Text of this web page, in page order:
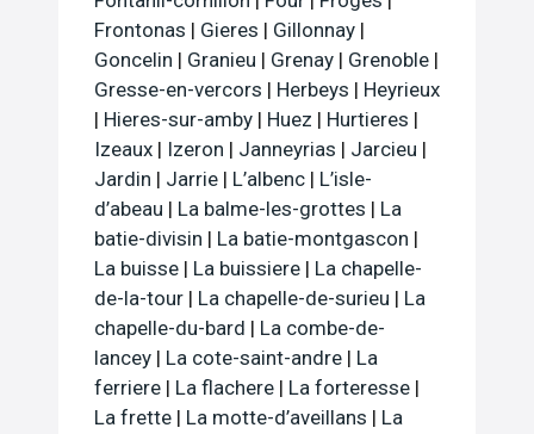
Frontonas | Gieres | Gillonnay |
Goncelin | Granieu | Grenay | Grenoble |
Gresse-en-vercors | Herbeys | Heyrieux
| Hieres-sur-amby | Huez | Hurtieres |
Izeaux | Izeron | Janneyrias | Jarcieu |
Jardin | Jarrie | L’albenc | L’isle-
d’abeau | La balme-les-grottes | La
batie-divisin | La batie-montgascon |
La buisse | La buissiere | La chapelle-
de-la-tour | La chapelle-de-surieu | La
chapelle-du-bard | La combe-de-
lancey | La cote-saint-andre | La
ferriere | La flachere | La forteresse |
La frette | La motte-d’aveillans | La